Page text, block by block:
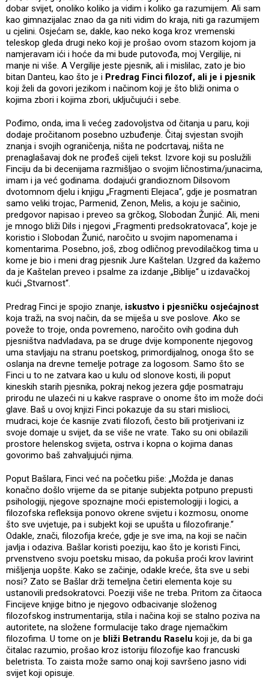
dobar svijet, onoliko koliko ja vidim i koliko ga razumijem. Ali sam
kao gimnazijalac znao da ga niti vidim do kraja, niti ga razumijem
u cjelini. Osjećam se, dakle, kao neko koga kroz vremenski
teleskop gleda drugi neko koji je prošao ovom stazom kojom ja
namjeravam ići i hoće da mi bude putovođa, moj Vergilije, ni
manje ni više. A Vergilije jeste pjesnik, ali i mislilac, zato je bio
bitan Danteu, kao što je i Predrag Finci filozof, ali je i pjesnik
koji želi da govori jezikom i načinom koji je što bliži onima o
kojima zbori i kojima zbori, uključujući i sebe.
Pođimo, onda, ima li većeg zadovoljstva od čitanja u paru, koji
dodaje pročitanom posebno uzbuđenje. Čitaj svjestan svojih
znanja i svojih ograničenja, ništa ne podcrtavaj, ništa ne
prenaglašavaj dok ne prođeš cijeli tekst. Izvore koji su poslužili
Finciju da bi decenijama razmišljao o svojim ličnostima/junacima,
imam i ja već godinama. dodajući grandioznom Dilsovom
dvotomnom djelu i knjigu „Fragmenti Elejaca“, gdje je posmatran
samo veliki trojac, Parmenid, Zenon, Melis, a koju je sačinio,
predgovor napisao i preveo sa grčkog, Slobodan Žunjić. Ali, meni
je mnogo bliži Dils i njegovi „Fragmenti predsokratovaca“, koje je
koristio i Slobodan Žunić, naročito u svojim napomenama i
komentarima. Posebno, još, zbog odličnog prevodilačkog tima u
kome je bio i meni drag pjesnik Jure Kaštelan. Uzgred da kažemo
da je Kaštelan preveo i psalme za izdanje „Biblije“ u izdavačkoj
kući „Stvarnost“.
Predrag Finci je spojio znanje, iskustvo i pjesničku osjećajnost
koja traži, na svoj način, da se miješa u sve poslove. Ako se
poveže to troje, onda povremeno, naročito ovih godina duh
pjesništva nadvladava, pa se druge dvije komponente njegovog
uma stavljaju na stranu poetskog, primordijalnog, onoga što se
oslanja na drevne temelje potrage za logosom. Samo što se
Finci u to ne zatvara kao u kulu od slonove kosti, ili poput
kineskih starih pjesnika, pokraj nekog jezera gdje posmatraju
prirodu ne ulazeći ni u kakve rasprave o onome što im može doći
glave. Baš u ovoj knjizi Finci pokazuje da su stari mislioci,
mudraci, koje će kasnije zvati filozofi, često bili protjerivani iz
svoje domaje u svijet, da se više ne vrate. Tako su oni obilazili
prostore helenskog svijeta, ostrva i kopna o kojima danas
govorimo baš zahvaljujući njima.
Poput Bašlara, Finci već na početku piše: „Možda je danas
konačno došlo vrijeme da se pitanje subjekta potpuno prepusti
psihologiji, njegove spoznajne moći epistemologiji i logici, a
filozofska refleksija ponovo okrene svijetu i kozmosu, onome
što sve uvjetuje, pa i subjekt koji se upušta u filozofiranje.“
Odakle, znači, filozofija kreće, gdje je sve ima, na koji se način
javlja i odaziva. Bašlar koristi poeziju, kao što je koristi Finci,
prvenstveno svoju poetsku misao, da pokuša proći krov lavirint
mišljenja uopšte. Kako se začinje, odakle kreće, šta sve u sebi
nosi? Zato se Bašlar drži temeljna četiri elementa koje su
ustanovili predsokratovci. Poeziji više ne treba. Pritom za čitaoca
Fincijeve knjige bitno je njegovo odbacivanje složenog
filozofskog instrumentarija, stila i načina koji se stalno poziva na
autoritete, na složene formulacije tako drage njemačkim
filozofima. U tome on je bliži Betrandu Raselu koji je, da bi ga
čitalac razumio, prošao kroz istoriju filozofije kao francuski
beletrista. To zaista može samo onaj koji savršeno jasno vidi
svijet koji opisuje.